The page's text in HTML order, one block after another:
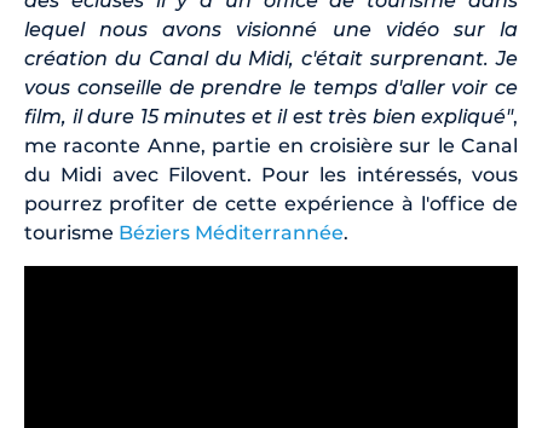
lequel nous avons visionné une vidéo sur la
création du Canal du Midi, c'était surprenant. Je
vous conseille de prendre le temps d'aller voir ce
film, il dure 15 minutes et il est très bien expliqué",
me raconte Anne, partie en croisière sur le Canal
du Midi avec Filovent. Pour les intéressés, vous
pourrez profiter de cette expérience à l'office de
tourisme Béziers Méditerrannée.